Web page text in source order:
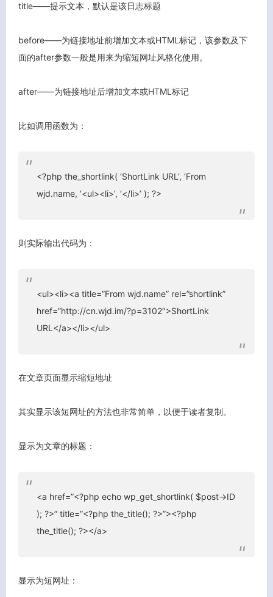
title——提示文本，默认是该日志标题
before——为链接地址前增加文本或HTML标记，该参数及下
面的after参数一般是用来为缩短网址风格化使用。
after——为链接地址后增加文本或HTML标记
比如调用函数为：
<?php the_shortlink( ‘ShortLink URL’, ‘From
wjd.name, ‘<ul><li>’, ‘</li>’ ); ?>
则实际输出代码为：
<ul><li><a title=”From wjd.name” rel=”shortlink”
href=”http://cn.wjd.im/?p=3102″>ShortLink
URL</a></li></ul>
在文章页面显示缩短地址
其实显示该短网址的方法也非常简单，以便于读者复制。
显示为文章的标题：
<a href=”<?php echo wp_get_shortlink( $post->ID
); ?>” title=”<?php the_title(); ?>”><?php
the_title(); ?></a>
显示为短网址：